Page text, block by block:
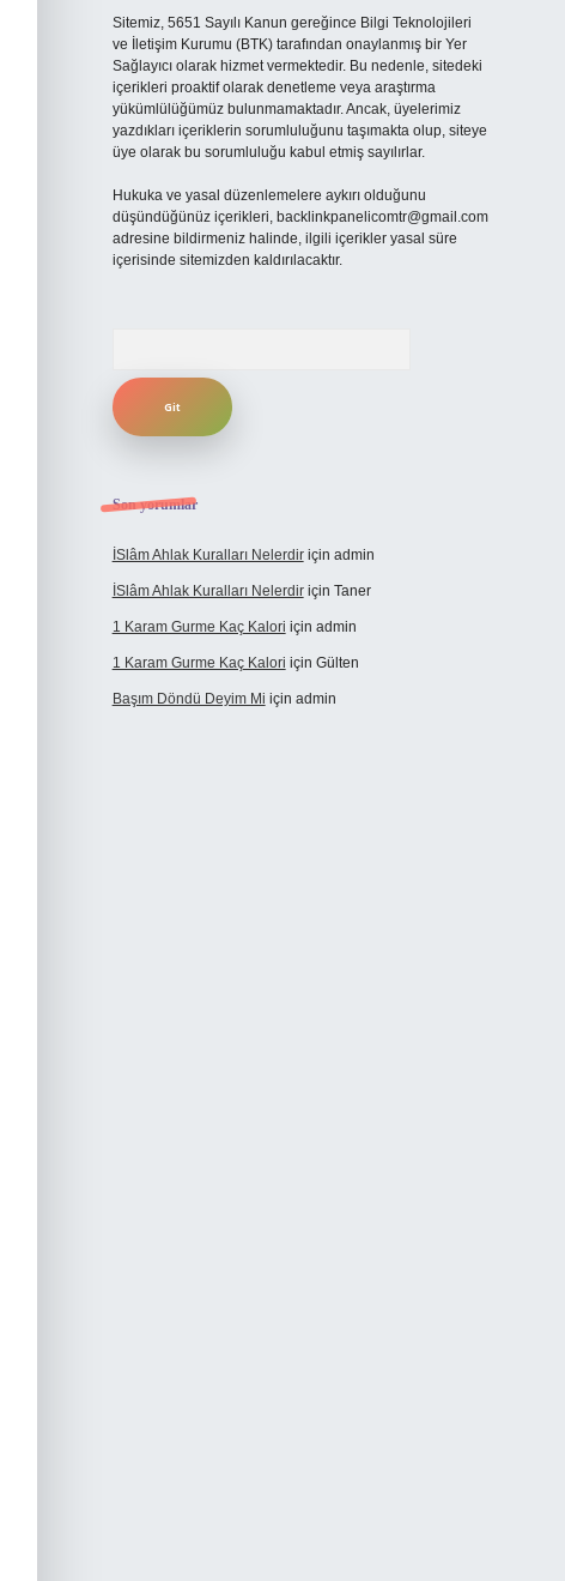
Sitemiz, 5651 Sayılı Kanun gereğince Bilgi Teknolojileri
ve İletişim Kurumu (BTK) tarafından onaylanmış bir Yer
Sağlayıcı olarak hizmet vermektedir. Bu nedenle, sitedeki
içerikleri proaktif olarak denetleme veya araştırma
yükümlülüğümüz bulunmamaktadır. Ancak, üyelerimiz
yazdıkları içeriklerin sorumluluğunu taşımakta olup, siteye
üye olarak bu sorumluluğu kabul etmiş sayılırlar.
Hukuka ve yasal düzenlemelere aykırı olduğunu
düşündüğünüz içerikleri, backlinkpanelicomtr@gmail.com
adresine bildirmeniz halinde, ilgili içerikler yasal süre
içerisinde sitemizden kaldırılacaktır.
Son yorumlar
İSlâm Ahlak Kuralları Nelerdiriçin admin
İSlâm Ahlak Kuralları Nelerdiriçin Taner
1 Karam Gurme Kaç Kalori için admin
1 Karam Gurme Kaç Kalori için Gülten
Başım Döndü Deyim Mi için admin